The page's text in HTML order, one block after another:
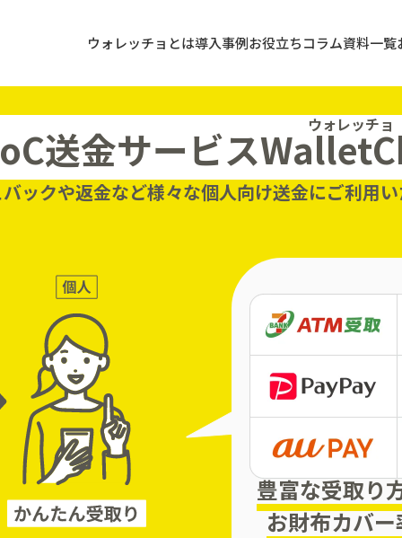
ウォレッチョとは導入事例お役立ちコラム資料一覧
送金サービス ウォレッチョ
ックや返金など様々な個人向け送金にご利用
豊富な受取り
お財布カバ